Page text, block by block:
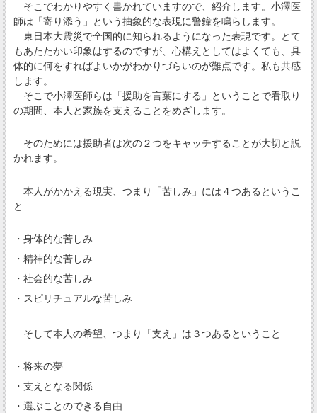
そこでわかりやすく書かれていますので、紹介します。小澤医
師は「寄り添う」という抽象的な表現に警鐘を鳴らします。
東日本大震災で全国的に知られるようになった表現です。とて
もあたたかい印象はするのですが、心構えとしてはよくても、具
体的に何をすればよいかがわかりづらいのが難点です。私も共感
します。
そこで小澤医師らは「援助を言葉にする」ということで看取り
の期間、本人と家族を支えることをめざします。
そのためには援助者は次の２つをキャッチすることが大切と説
かれます。
本人がかかえる現実、つまり「苦しみ」には４つあるというこ
と
・身体的な苦しみ
・精神的な苦しみ
・社会的な苦しみ
・スピリチュアルな苦しみ
そして本人の希望、つまり「支え」は３つあるということ
・将来の夢
・支えとなる関係
・選ぶことのできる自由